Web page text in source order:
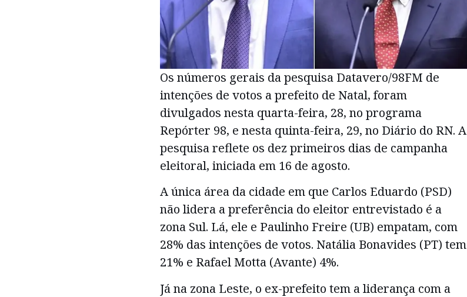
Os números gerais da pesquisa Datavero/98FM de
intenções de votos a prefeito de Natal, foram
divulgados nesta quarta-feira, 28, no programa
Repórter 98, e nesta quinta-feira, 29, no Diário do RN. A
pesquisa reflete os dez primeiros dias de campanha
eleitoral, iniciada em 16 de agosto.
A única área da cidade em que Carlos Eduardo (PSD)
não lidera a preferência do eleitor entrevistado é a
zona Sul. Lá, ele e Paulinho Freire (UB) empatam, com
28% das intenções de votos. Natália Bonavides (PT) tem
21% e Rafael Motta (Avante) 4%.
Já na zona Leste, o ex-prefeito tem a liderança com a